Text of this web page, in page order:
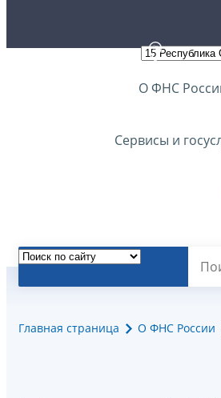
О ФНС
Сервисы и
Главная страница О ФНС России